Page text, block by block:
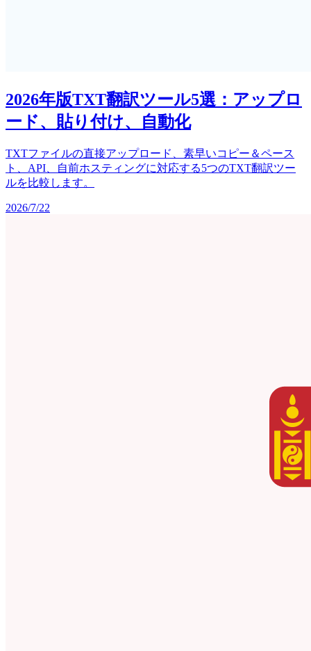
2026年版TXT翻訳ツール5選：アップロ
ード、貼り付け、自動化
TXTファイルの直接アップロード、素早いコピー＆ペース
ト、API、自前ホスティングに対応する5つのTXT翻訳ツー
ルを比較します。
2026/7/22